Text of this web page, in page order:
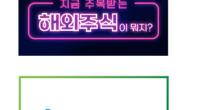
파 국가들의 새 안보 협력 구도
18억원대
시 '정책 엇박자'